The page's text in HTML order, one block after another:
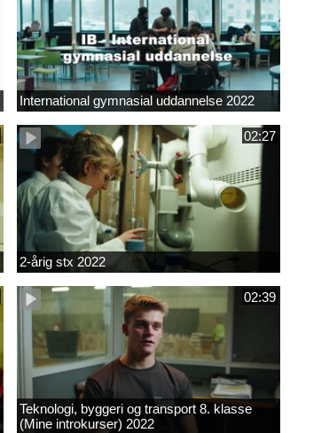
International gymnasial uddannelse 2022
02:27
2-årig stx 2022
02:39
Teknologi, byggeri og transport 8. klasse
(Mine introkurser) 2022